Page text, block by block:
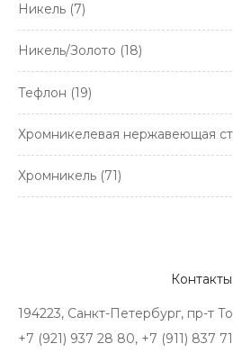
Никель (7)
Никель/Золото (18)
Тефлон (19)
Хромникелевая нержавеющая
Хромникель (71)
Контакты
194223, Санкт-Петербург, пр-т
+7 (921) 937 28 80, +7 (911) 837